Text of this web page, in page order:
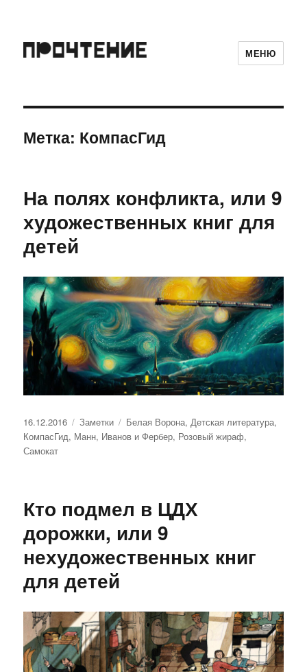
МЕНЮ
Метка: КомпасГид
На полях конфликта, или 9
художественных книг для
детей
Опубликовано
16.12.2016 Рубрики
Заметки Метки
Белая Ворона, Детская литература,
КомпасГид, Манн, Иванов и Фербер, Розовый жираф,
Самокат
Кто подмел в ЦДХ
дорожки, или 9
нехудожественных книг
для детей